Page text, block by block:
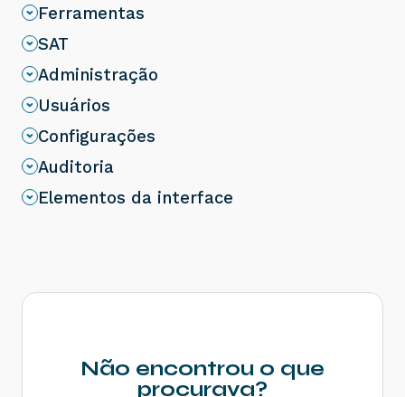
Ferramentas
SAT
Administração
Usuários
Configurações
Auditoria
Elementos da interface
Não encontrou o que
procurava?